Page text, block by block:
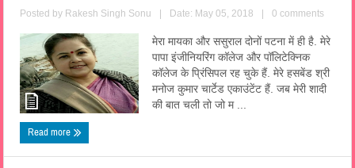
Posted by Rakesh Singh Sonu Date: May 05, 2018 0 comments
मेरा मायका और ससुराल दोनों पटना में ही है. मेरे
पापा इंजीनियरिंग कॉलेज और पॉलिटेक्निक
कॉलेज के प्रिंसिपल रह चुके हैं. मेरे हसबेंड श्री
मनोज कुमार चार्टेड एकाउंटेंट हैं. जब मेरी शादी
की बात चली तो जो म ...
Read more